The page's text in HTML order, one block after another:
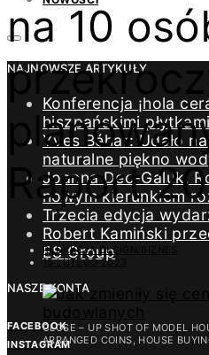
NAJNOWSZE ARTYKUŁY
Konferencja ¡hola
hiszpańskimi
Yves Béhar: Udało
naturalne piękno
Joanna Dec-Galuk,
nowym kierunkiem
Trzecia edycja
Robert Kamiński
ES Group
NASZE KONTA
FACEBOOK
INSTAGRAM
na 10
Raport
REDAKCJA DESIGN/BIZNES
15 LUTEGO 2023
CLOSE – UP SHOT OF MODEL
ARRANGED COINS, HOUSE